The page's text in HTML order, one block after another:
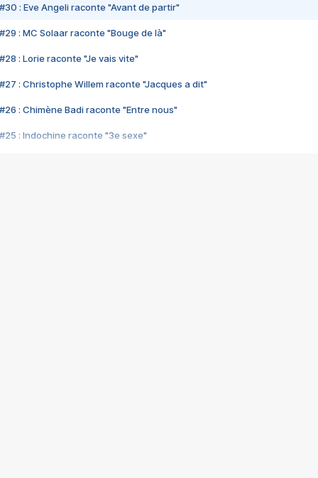
#30 : Eve Angeli raconte "Avant de partir"
#29 : MC Solaar raconte "Bouge de là"
#28 : Lorie raconte "Je vais vite"
#27 : Christophe Willem raconte "Jacques a dit"
#26 : Chimène Badi raconte "Entre nous"
#25 : Indochine raconte "3e sexe"